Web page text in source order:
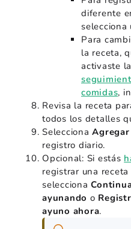
diferente
Para
la receta,
activaste
comidas,
Revisa la receta
todos los detalles
SeleccionaAgregar
registro diario.
Opcional: Si estás
registrar una
selecciona
ayunando o
ayuno ahora.